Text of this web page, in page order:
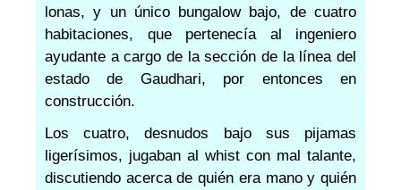
lonas, y un único bungalow bajo, de cuatro
habitaciones, que pertenecía al ingeniero
ayudante a cargo de la sección de la línea del
estado de Gaudhari, por entonces en
construcción.
Los cuatro, desnudos bajo sus pijamas
ligerísimos, jugaban al whist con mal talante,
discutiendo acerca de quién era mano y quién